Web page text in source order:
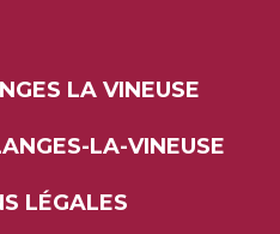
LA VINEUSE
LA-VINEUSE
LÉGALES